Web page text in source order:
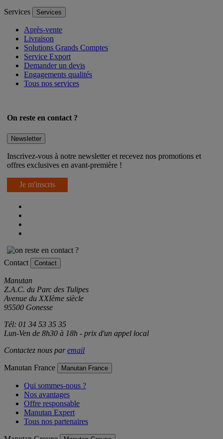
Services Services
Après-vente
Livraison
Solutions Grands Comptes
Service Export
Demander un devis
Engagements qualités
Tous nos services
On reste en contact ?
Newsletter
Inscrivez-vous à notre newsletter et recevez nos promotions et
offres exclusives en avant-première !
Je m'inscris
Contact Contact
Manutan
Z.A.C. du Parc des Tulipes
Avenue du XXIème siècle
95500 Gonesse
Tél: 01 34 53 35 35
Lun-Ven de 8h30 à 18h - prix d'un appel local
Contactez nous paremail
Manutan France Manutan France
Qui sommes-nous ?
Nos avantages
Offre responsable
Manutan Expert
Tous nos partenaires